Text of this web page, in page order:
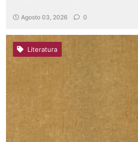
Agosto 03, 2026 0
Literatura